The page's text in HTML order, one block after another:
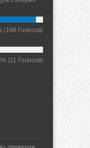
(196 Голосов)
(11 Голосов)